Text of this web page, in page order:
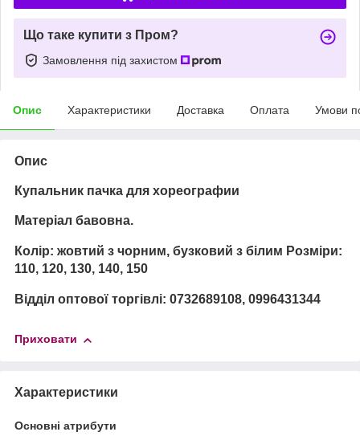
Що таке купити з Пром?
Замовлення під захистом
Опис Характеристики Доставка Оплата Умови
Опис
Купальник пачка для хореографии
Матеріал бавовна.
Колір: жовтий з чорним, бузковий з білим Розміри:
110, 120, 130, 140, 150
Відділ оптової торгівлі: 0732689108, 0996431344
Приховати
Характеристики
Основні атрибути